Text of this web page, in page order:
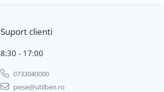
Suport clienti
8:30 - 17:00
0733040000
piese@utilben.ro